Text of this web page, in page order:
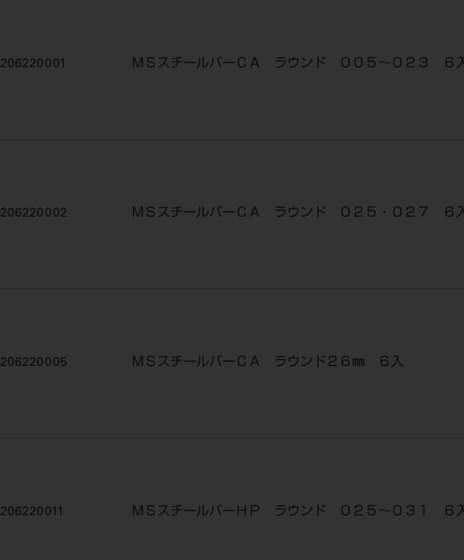
206220001 ＭＳスチールバーＣＡ ラウンド ００５～０２３ ６
206220002 ＭＳスチールバーＣＡ ラウンド ０２５・０２７ ６
206220005 ＭＳスチールバーＣＡ ラウンド２６㎜ ６入
206220011 ＭＳスチールバーＨＰ ラウンド ０２５～０３１ ６